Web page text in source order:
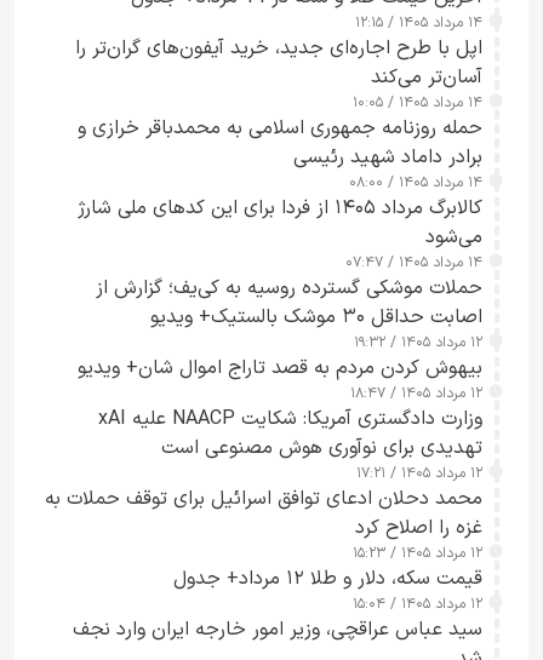
۱۴ مرداد ۱۴۰۵ / ۱۲:۱۵
اپل با طرح اجاره‌ای جدید، خرید آیفون‌های گران‌تر را
آسان‌تر می‌کند
۱۴ مرداد ۱۴۰۵ / ۱۰:۰۵
حمله روزنامه جمهوری اسلامی به محمدباقر خرازی و
برادر داماد شهید رئیسی
۱۴ مرداد ۱۴۰۵ / ۰۸:۰۰
کالابرگ مرداد ۱۴۰۵ از فردا برای این کدهای ملی شارژ
می‌شود
۱۴ مرداد ۱۴۰۵ / ۰۷:۴۷
حملات موشکی گسترده روسیه به کی‌یف؛ گزارش از
اصابت حداقل ۳۰ موشک بالستیک+ ویدیو
۱۲ مرداد ۱۴۰۵ / ۱۹:۳۲
بیهوش کردن مردم به قصد تاراج اموال شان+ ویدیو
۱۲ مرداد ۱۴۰۵ / ۱۸:۴۷
وزارت دادگستری آمریکا: شکایت NAACP علیه xAI
تهدیدی برای نوآوری هوش مصنوعی است
۱۲ مرداد ۱۴۰۵ / ۱۷:۲۱
محمد دحلان ادعای توافق اسرائیل برای توقف حملات به
غزه را اصلاح کرد
۱۲ مرداد ۱۴۰۵ / ۱۵:۲۳
قیمت سکه، دلار و طلا ۱۲ مرداد+ جدول
۱۲ مرداد ۱۴۰۵ / ۱۵:۰۴
سید عباس عراقچی، وزیر امور خارجه ایران وارد نجف